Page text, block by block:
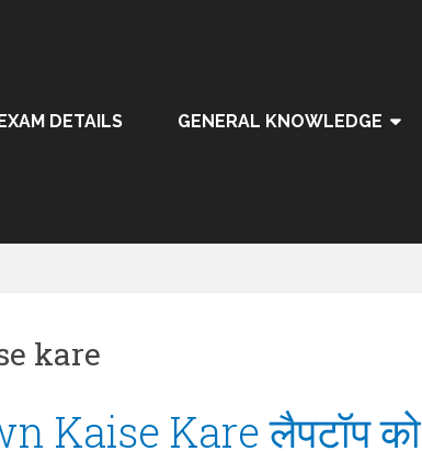
DETAILS GENERAL KNOWLEDGE
kare
Kaise Kare लैपटॉप को